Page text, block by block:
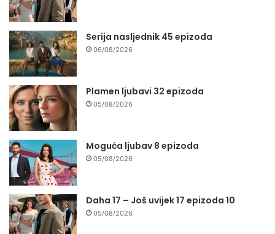
Serija nasljednik 45 epizoda
06/08/2026
Plamen ljubavi 32 epizoda
05/08/2026
Moguća ljubav 8 epizoda
05/08/2026
Daha 17 – Još uvijek 17 epizoda 10
05/08/2026